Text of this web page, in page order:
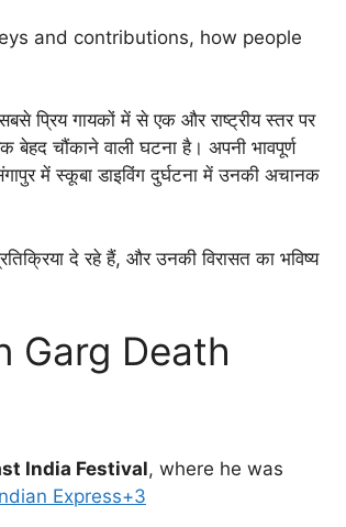
and contributions, how people
गायकों में से एक और राष्ट्रीय स्तर पर
बेहद चौंकाने वाली घटना है। अपनी भावपूर्ण
में स्कूबा डाइविंग दुर्घटना में उनकी अचानक
दे रहे हैं, और उनकी विरासत का भविष्य
Garg Death
India Festival, where he was
Express+3